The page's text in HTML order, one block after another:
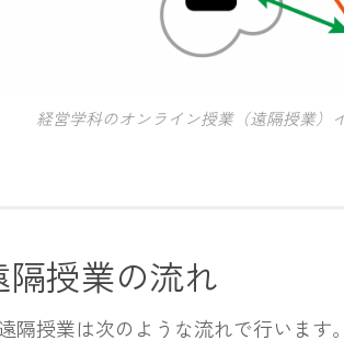
経営学科のオンライン授業（遠隔授業）
隔授業の流れ
隔授業は次のような流れで行います。